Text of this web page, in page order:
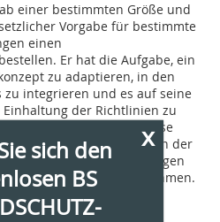
einer bestimmten Größe und
Vorgabe für bestimmte
einen
Er hat die Aufgabe, ein
zu adaptieren, in den
zu integrieren und es auf seine
der Richtlinien zu
Brandschutz über diese
sie, wie ihre Konzepte in der
Problemen oder Änderungen
Anpassungen vornehmen.
x
sich den
BS